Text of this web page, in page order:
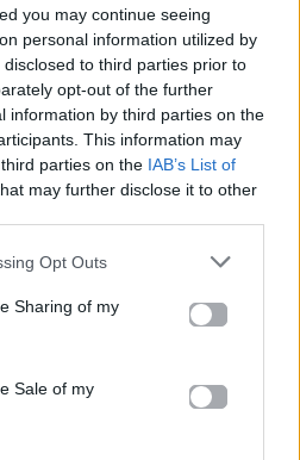
you may continue seeing
personal information utilized by
to third parties prior to
opt-out of the further
information by third parties on the
This information may
parties on the IAB’s List of
may further disclose it to other
Opt Outs
Sharing of my
Sale of my
σε πολύ
φιλικό κύκλο, ακριβώς
ζευγάρι εξαρχής, ώστε να
πιο προσωπική και
είχε ήδη
και πιο χαλαρό
9 Μαΐου στον
Βέλλη και ο Άκης
τη νέα αυτή αρχή της ζωής
φίλους και αγαπημένα
και ανεπιτήδευτο